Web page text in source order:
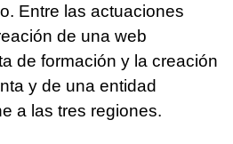
Entre las actuaciones
de una web
de formación y la creación
y de una entidad
a las tres regiones.